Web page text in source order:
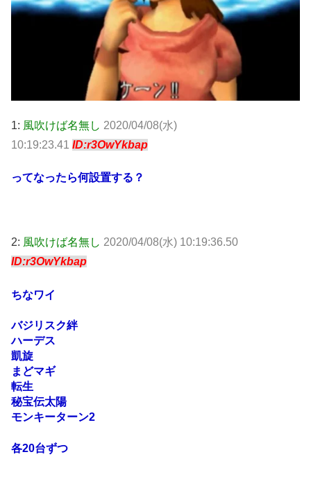
1: 風吹けば名無し 2020/04/08(水)
10:19:23.41 ID:r3OwYkbap
ってなったら何設置する？
2: 風吹けば名無し 2020/04/08(水) 10:19:36.50
ID:r3OwYkbap
ちなワイ
バジリスク絆
ハーデス
凱旋
まどマギ
転生
秘宝伝太陽
モンキーターン2
各20台ずつ